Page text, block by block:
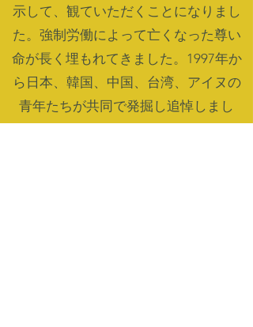
示して、観ていただくことになりまし
た。強制労働によって亡くなった尊い
命が長く埋もれてきました。1997年か
ら日本、韓国、中国、台湾、アイヌの
青年たちが共同で発掘し追悼しまし